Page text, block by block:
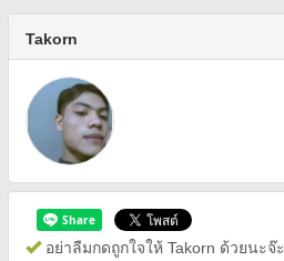
Takorn
อย่าลืมกดถูกใจให้ Takorn ด้วยนะจ๊ะ